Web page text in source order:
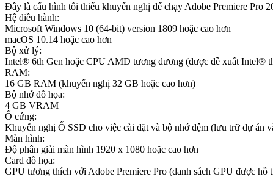
Đây là cấu hình tối thiểu khuyến nghị để chạy Adobe Premiere Pro
Hệ điều hành:
Microsoft Windows 10 (64-bit) version 1809 hoặc cao hơn
macOS 10.14 hoặc cao hơn
Bộ xử lý:
Intel® 6th Gen hoặc CPU AMD tương đương (được đề xuất Intel®
RAM:
16 GB RAM (khuyến nghị 32 GB hoặc cao hơn)
Bộ nhớ đồ họa:
4 GB VRAM
Ổ cứng:
Khuyến nghị Ổ SSD cho việc cài đặt và bộ nhớ đệm (lưu trữ dự án
Màn hình:
Độ phân giải màn hình 1920 x 1080 hoặc cao hơn
Card đồ họa:
GPU tương thích với Adobe Premiere Pro (danh sách GPU được hỗ